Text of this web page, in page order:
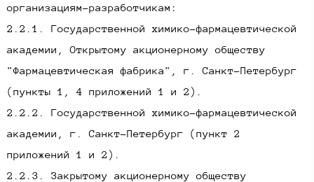
организациям-разработчикам:
2.2.1. Государственной химико-фармацевтической
академии, Открытому акционерному обществу
"Фармацевтическая фабрика", г. Санкт-Петербург
(пункты 1, 4 приложений 1 и 2).
2.2.2. Государственной химико-фармацевтической
академии, г. Санкт-Петербург (пункт 2
приложений 1 и 2).
2.2.3. Закрытому акционерному обществу